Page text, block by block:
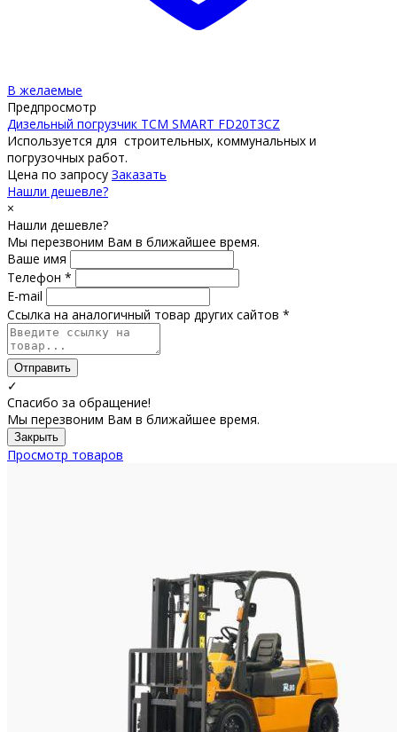
В желаемые
Предпросмотр
Дизельный погрузчик TCM SMART FD20T3CZ
Используется для строительных, коммунальных и
погрузочных работ.
Цена по запросу Заказать
Нашли дешевле?
×
Нашли дешевле?
Мы перезвоним Вам в ближайшее время.
Ваше имя
Телефон *
E-mail
Ссылка на аналогичный товар других сайтов *
Отправить
✓
Спасибо за обращение!
Мы перезвоним Вам в ближайшее время.
Закрыть
Просмотр товаров